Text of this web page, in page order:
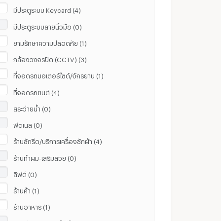
มีประตูระบบ Keycard (4)
มีประตูระบบลายนิ้วมือ (0)
ยามรักษาความปลอดภัย (1)
กล้องวงจรปิด (CCTV) (3)
ที่จอดรถมอเตอร์ไซด์/จักรยาน (1)
ที่จอดรถยนต์ (4)
สระว่ายน้ำ (0)
ฟิตเนส (0)
ร้านซักรีด/บริการเครื่องซักผ้า (4)
ร้านทำผม-เสริมสวย (0)
ลิฟต์ (0)
ร้านค้า (1)
ร้านอาหาร (1)